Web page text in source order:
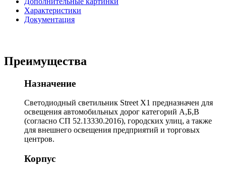
Характеристики
Документация
Преимущества
Назначение
Светодиодный светильник Street X1 предназначен для
освещения автомобильных дорог категорий А,Б,В
(согласно СП 52.13330.2016), городских улиц, а также
для внешнего освещения предприятий и торговых
центров.
Корпус